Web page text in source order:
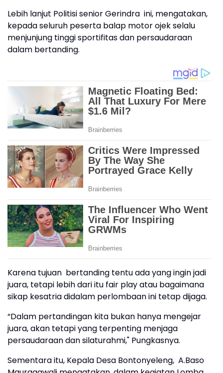
Lebih lanjut Politisi senior Gerindra ini, mengatakan,
kepada seluruh peserta balap motor ojek selalu
menjunjung tinggi sportifitas dan persaudaraan
dalam bertanding.
Karena tujuan bertanding tentu ada yang ingin jadi
juara, tetapi lebih dari itu fair play atau bagaimana
sikap kesatria didalam perlombaan ini tetap dijaga.
“Dalam pertandingan kita bukan hanya mengejar
juara, akan tetapi yang terpenting menjaga
persaudaraan dan silaturahmi," Pungkasnya.
Sementara itu, Kepala Desa Bontonyeleng, A.Baso